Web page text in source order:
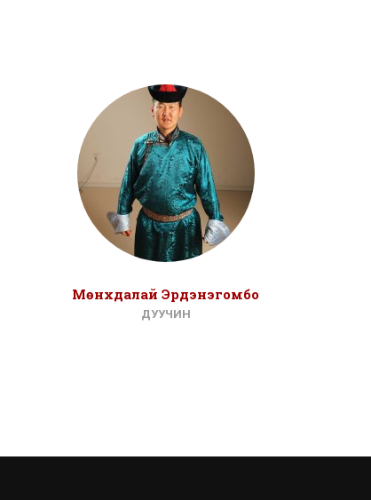
Мөнхдалай Эрдэнэгомбо
ДУУЧИН